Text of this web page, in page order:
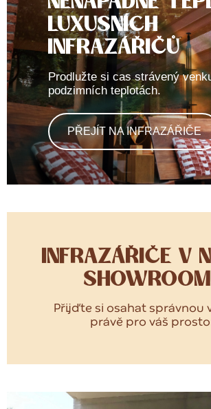
LUXUSNÍCH
INFRAZÁŘIČŮ
Prodlužte si cas strávený
podzimních teplotách.
PŘEJÍT NA INFRAZÁŘIČE
INFRAZÁŘIČE V
Přijďte si osahat správnou
právě pro váš